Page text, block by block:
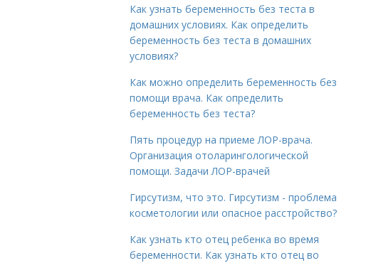
Как узнать беременность без теста в
домашних условиях. Как определить
беременность без теста в домашних
условиях?
Как можно определить беременность без
помощи врача. Как определить
беременность без теста?
Пять процедур на приеме ЛОР-врача.
Организация отоларингологической
помощи. Задачи ЛОР-врачей
Гирсутизм, что это. Гирсутизм - проблема
косметологии или опасное расстройство?
Как узнать кто отец ребенка во время
беременности. Как узнать кто отец во